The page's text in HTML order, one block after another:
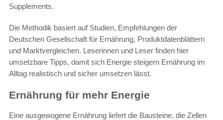
Supplements.
Die Methodik basiert auf Studien, Empfehlungen der
Deutschen Gesellschaft für Ernährung, Produktdatenblättern
und Marktvergleichen. Leserinnen und Leser finden hier
umsetzbare Tipps, damit sich Energie steigern Ernährung im
Alltag realistisch und sicher umsetzen lässt.
Ernährung für mehr Energie
Eine ausgewogene Ernährung liefert die Bausteine, die Zellen